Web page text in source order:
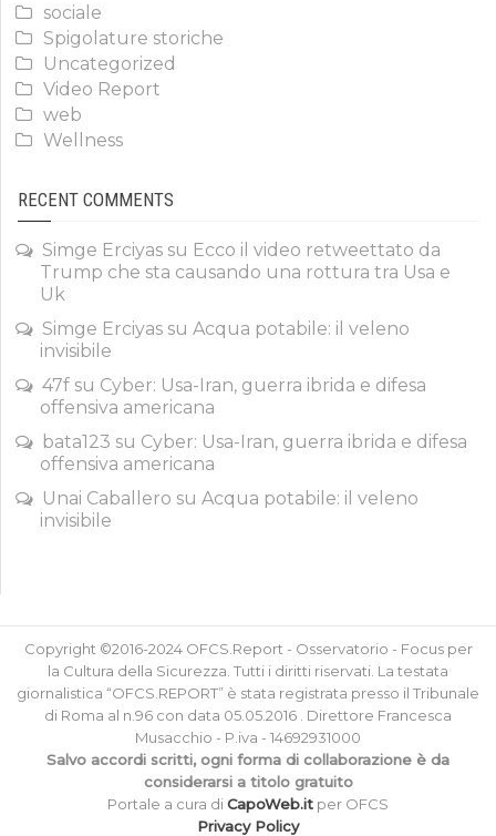
sociale
Spigolature storiche
Uncategorized
Video Report
web
Wellness
RECENT COMMENTS
Simge Erciyas su Ecco il video retweettato da
Trump che sta causando una rottura tra Usa e
Uk
Simge Erciyas su Acqua potabile: il veleno
invisibile
47f su Cyber: Usa-Iran, guerra ibrida e difesa
offensiva americana
bata123 su Cyber: Usa-Iran, guerra ibrida e difesa
offensiva americana
Unai Caballero su Acqua potabile: il veleno
invisibile
Copyright ©2016-2024 OFCS.Report - Osservatorio - Focus per
la Cultura della Sicurezza. Tutti i diritti riservati. La testata
giornalistica “OFCS.REPORT” è stata registrata presso il Tribunale
di Roma al n.96 con data 05.05.2016 . Direttore Francesca
Musacchio - P.iva - 14692931000
Salvo accordi scritti, ogni forma di collaborazione è da
considerarsi a titolo gratuito
Portale a cura diCapoWeb.it per OFCS
Privacy Policy